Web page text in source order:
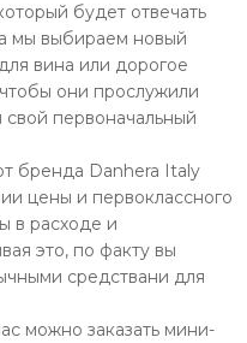
будет отвечать
мы выбираем новый
вина или дорогое
они прослужили
первоначальный
бренда Danhera Italy
цены и первоклассного
в расходе и
это, по факту вы
средствани для
можно заказать мини-